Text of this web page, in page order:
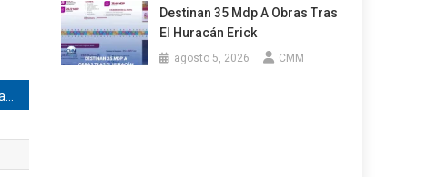
Destinan 35 Mdp A Obras Tras
El Huracán Erick
agosto 5, 2026 CMM